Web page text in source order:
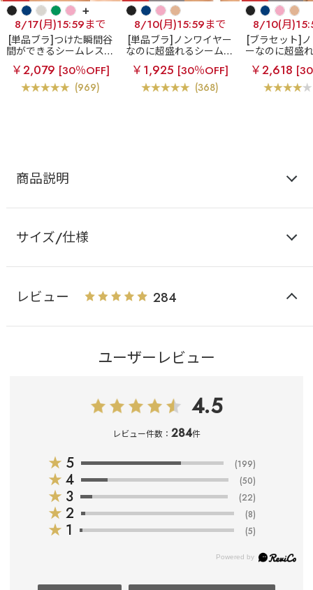
+
8/17(月)15:59まで
[単品ブラ]つけた瞬間谷
間ができるシームレスブ
ラ
超盛ブラ(R) シーム
レス 単品ブラジャー
￥2,079 [30％OFF]
(969)
8/10(月)15:59まで
[単品ブラ]ノンワイヤー
なのに超盛れるシームレ
スブラ
【WEB限定】ノ
ンワイヤー 超盛ブラ(R)
シームレス 単品ブラジャ
ー
￥1,925 [30％OFF]
(368)
8/10(月
[ブラセット]
ーなのに超盛
レスブラ
【
ノンワイヤー
(R) シームレ
ー&ショ
￥2,618
商品説明
サイズ/仕様
レビュー 284
ユーザーレビュー
4.5
レビュー件数： 284件
★ 5 (199)
★ 4 (50)
★ 3 (22)
★ 2 (8)
★ 1 (5)